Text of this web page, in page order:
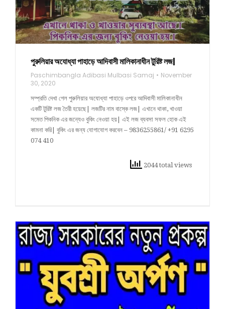
পুরুলিয়ার অযোধ্যা পাহাড়ে আদিবাসী মালিকানাধীন টুরিষ্ট লজ|
Paschimbangla Adibasi Mulbasi Samaj
November
30, 2020
সম্প্রতি দেখা গেল পুরুলিয়ার অযোধ্যা পাহাড়ে ওপরে আদিবাসী মালিকানাধীন
একটি টুরিষ্ট লজ তৈরী হয়েছে| লজটির নাম বাস্কে লজ| এখানে থাকা, খাওয়া
সমেত পিকনিক এর জন্যেও বুকিং নেওয়া হয়| এই লজ ব্যবসা সফল হোক এই
কামনা করি| বুকিং এর জন্য যোগাযোগ করবেন – 9836255861/ +91 6295
074 410
2044 total views